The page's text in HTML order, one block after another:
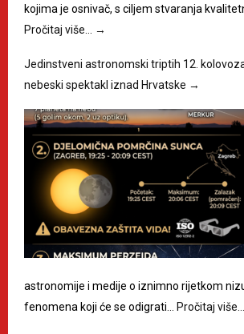
kojima je osnivač, s ciljem stvaranja
Pročitaj više… →
Jedinstveni astronomski triptih 12.
nebeski spektakl iznad Hrvatske →
astronomije i medije o iznimno rijetkom
fenomena koji će se odigrati… Pročitaj više…